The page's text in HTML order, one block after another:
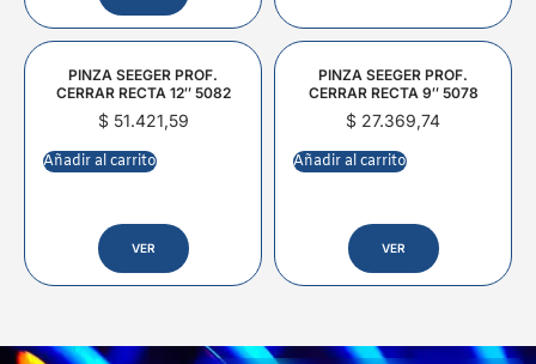
PINZA SEEGER PROF.
CERRAR RECTA 12″ 5082
$51.421,59
Añadir al carrito
VER
PINZA SEEGER PROF.
CERRAR RECTA 9″ 5078
$ 27.369,74
Añadir al carrito
VER